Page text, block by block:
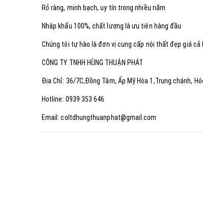
Rỏ ràng, minh bạch, uy tín trong nhiều năm
Nhập khẩu 100%, chất lượng là ưu tiên hàng đầu
Chúng tôi tự hào là đơn vị cung cấp nội thất đẹp giá cả
CÔNG TY TNHH HÙNG THUẬN PHÁT
Địa Chỉ: 36/7C,Đồng Tâm, Ấp Mỹ Hòa 1,Trung chánh,
Hotline: 0939 353 646
Email: coltdhungthuanphat@gmail.com